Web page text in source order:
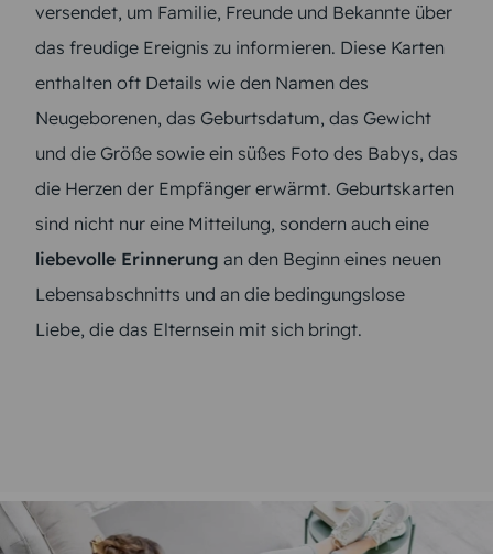
versendet, um Familie, Freunde und Bekannte über
das freudige Ereignis zu informieren. Diese Karten
enthalten oft Details wie den Namen des
Neugeborenen, das Geburtsdatum, das Gewicht
und die Größe sowie ein süßes Foto des Babys, das
die Herzen der Empfänger erwärmt. Geburtskarten
sind nicht nur eine Mitteilung, sondern auch eine
liebevolle Erinnerung an den Beginn eines neuen
Lebensabschnitts und an die bedingungslose
Liebe, die das Elternsein mit sich bringt.